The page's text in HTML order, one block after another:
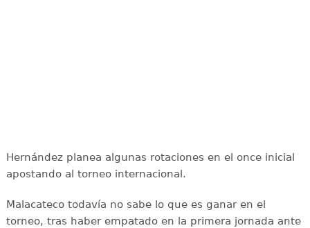
Hernández planea algunas rotaciones en el once inicial
apostando al torneo internacional.
Malacateco todavía no sabe lo que es ganar en el
torneo, tras haber empatado en la primera jornada ante